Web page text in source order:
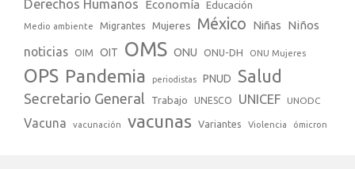
Derechos Humanos Economía Educación
Medio ambiente Migrantes Mujeres México Niñas Niños
noticias OIM OIT OMS ONU ONU-DH ONU Mujeres
OPS Pandemia periodistas PNUD Salud
Secretario General Trabajo UNESCO UNICEF UNODC
Vacuna vacunación vacunas Variantes Violencia ómicron